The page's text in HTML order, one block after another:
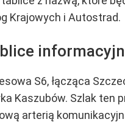
Krajowych i Autostrad.
S6, łącząca
Kaszubów. Szlak ten
arterią